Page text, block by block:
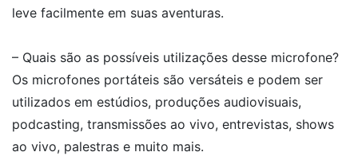
leve facilmente em suas aventuras.
– Quais são as possíveis utilizações desse microfone?
Os microfones portáteis são versáteis e podem ser
utilizados em estúdios, produções audiovisuais,
podcasting, transmissões ao vivo, entrevistas, shows
ao vivo, palestras e muito mais.